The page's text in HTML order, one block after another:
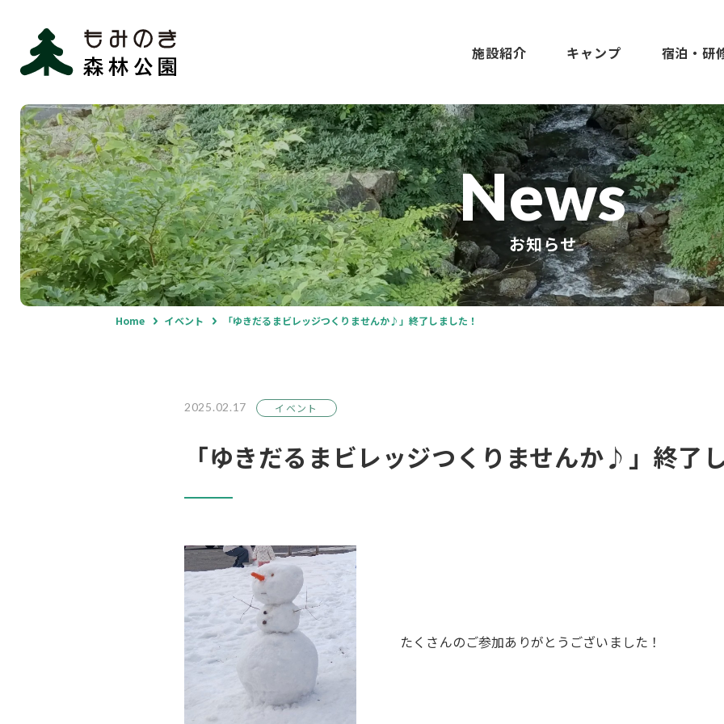
施設紹介 キャンプ 宿泊・研
News
お知らせ
Home イベント 「ゆきだるまビレッジつくりませんか♪」終了しました！
2025.02.17 イベント
「ゆきだるまビレッジつくりませんか♪」終了
たくさんのご参加ありがとうございました！